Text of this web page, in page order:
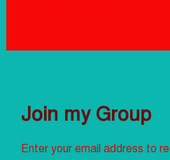
Join my Group
Enter your email address to